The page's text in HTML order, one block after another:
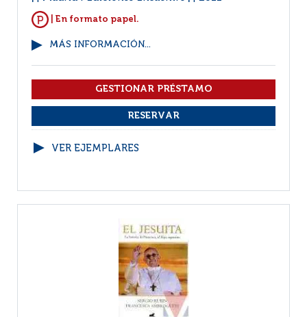
| En formato papel.
MÁS INFORMACIÓN...
VER EJEMPLARES